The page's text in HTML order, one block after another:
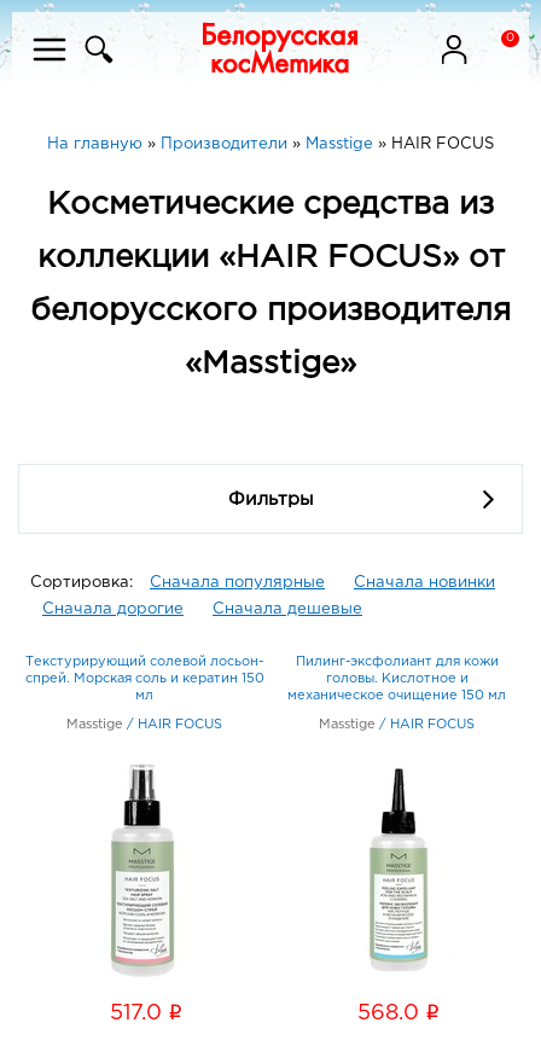
0
На главную » Производители » Masstige » HAIR FOCUS
Косметические средства из
коллекции «HAIR FOCUS» от
белорусского производителя
«Masstige»
Фильтры
Сортировка: Сначала популярные
Сначала новинки
Сначала дорогие
Сначала дешевые
Текстурирующий солевой лосьон-
спрей. Морская соль и кератин 150
мл
Masstige / HAIR FOCUS
517.0 i
Пилинг-эксфолиант для кожи
головы. Кислотное и
механическое очищение 150 мл
Masstige / HAIR FOCUS
568.0 i